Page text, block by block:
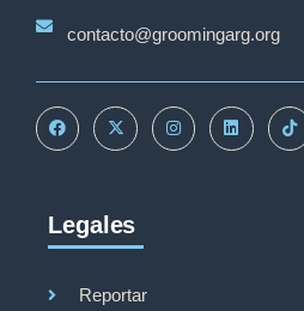
contacto@groomingarg.org
Legales
Reportar